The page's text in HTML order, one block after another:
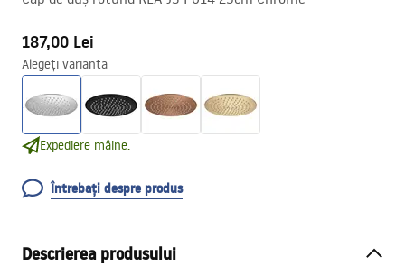
187,00 Lei
Alegeți varianta
Expediere mâine.
Întrebați despre produs
Descrierea produsului